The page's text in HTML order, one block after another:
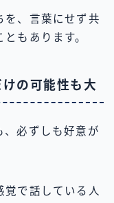
を、言葉にせず共
もあります。
の可能性も大
、必ずしも好意が
で話している人